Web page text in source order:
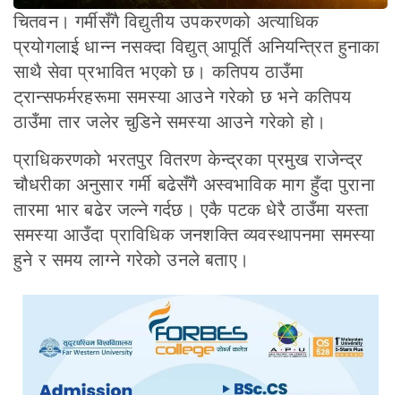
चितवन। गर्मीसँगै विद्युतीय उपकरणको अत्याधिक
प्रयोगलाई धान्न नसक्दा विद्युत् आपूर्ति अनियन्त्रित हुनाका
साथै सेवा प्रभावित भएको छ। कतिपय ठाउँमा
ट्रान्सफर्मरहरूमा समस्या आउने गरेको छ भने कतिपय
ठाउँमा तार जलेर चुडिने समस्या आउने गरेको हो।
प्राधिकरणको भरतपुर वितरण केन्द्रका प्रमुख राजेन्द्र
चौधरीका अनुसार गर्मी बढेसँगै अस्वभाविक माग हुँदा पुराना
तारमा भार बढेर जल्ने गर्दछ। एकै पटक धेरै ठाउँमा यस्ता
समस्या आउँदा प्राविधिक जनशक्ति व्यवस्थापनमा समस्या
हुने र समय लाग्ने गरेको उनले बताए।